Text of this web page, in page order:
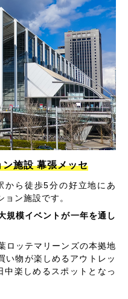
施設 幕張メッセ
から徒歩5分の好立地にあ
ン施設です。
規模イベントが一年を通し
ロッテマリーンズの本拠地
い物が楽しめるアウトレッ
中楽しめるスポットとなっ